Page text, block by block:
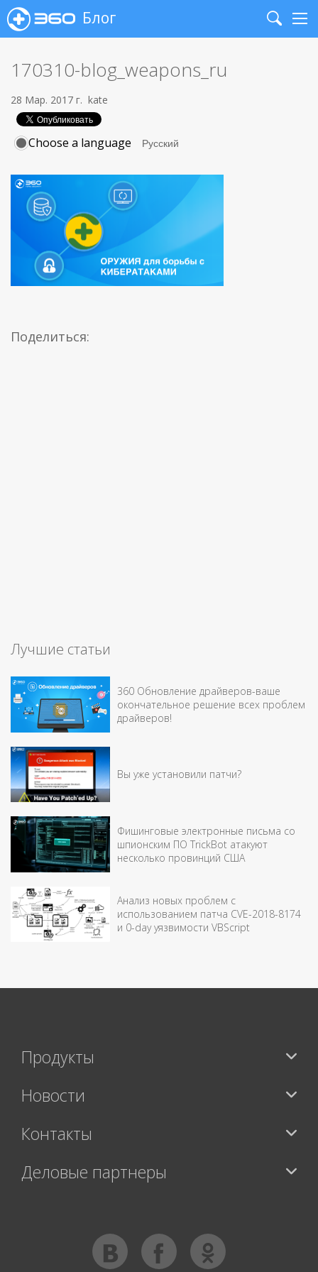
Блог
Search
170310-blog_weapons_ru
28 Мар. 2017 г. kate
Choose a language
Поделиться:
Лучшие статьи
360 Обновление драйверов-ваше
окончательное решение всех проблем
драйверов!
Вы уже установили патчи?
Фишинговые электронные письма со
шпионским ПО TrickBot атакуют
несколько провинций США
Анализ новых проблем с
использованием патча CVE-2018-8174
и 0-day уязвимости VBScript
Продукты
Новости
Контакты
Деловые партнеры